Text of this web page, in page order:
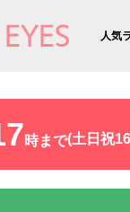
人気
時まで(土日祝